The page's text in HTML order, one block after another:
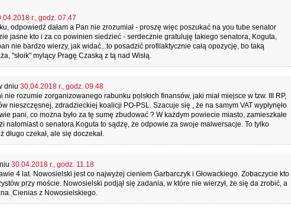
r., godz. 07.47
odpowiedź dałam a Pan nie zrozumiał - proszę więc poszukać na you tube senator
jasne kto i za co powinien siedzieć - serdecznie gratuluję takiego senatora, Koguta,
nie bardzo wierzy, jak widać...to posadzić profilaktycznie całą opozycję, bo taką
"słoik" mylący Pragę Czaską z tą nad Wisłą.
dniu 30.04.2018 r., godz. 09.48
nie rozumie zorganizowanego rabunku polskich finansów, jaki miał miejsce w tzw. III RP,
nieszczęsnej, zdradzieckiej koalicji PO-PSL. Szacuje się , że na samym VAT wypłynęło
pani, co można było za tę sumę zbudować ? W każdym powiecie miasto, zamieszkałe
natomiast o senatora Koguta to sądzę, że odpowie za swoje malwersacje. To tylko
długo czekał, ale się doczekał.
30.04.2018 r., godz. 11.18
4 lat. Nowosielski jest co najwyżej cieniem Garbarczyk i Głowackiego. Zobaczycie kto
przy moście. Nowosielski podjął się zadania, w które nie wierzył, że się da zrobić, a
Cienias z Nowosielskiego.